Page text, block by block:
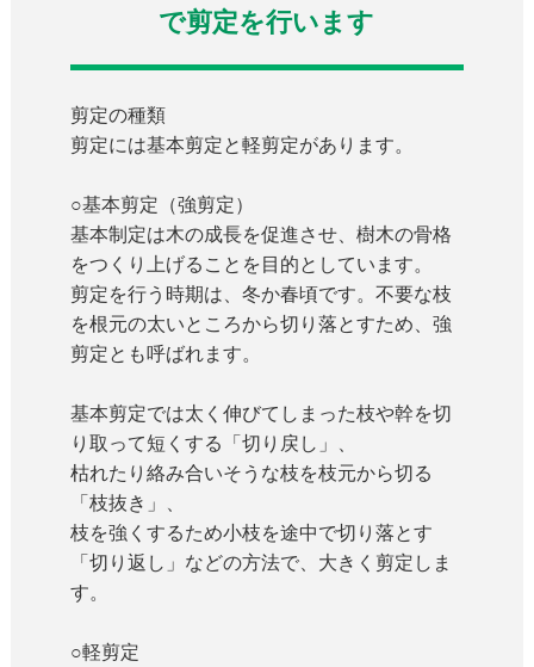
で剪定を行います
剪定の種類
剪定には基本剪定と軽剪定があります。
○基本剪定（強剪定）
基本制定は木の成長を促進させ、樹木の骨格
をつくり上げることを目的としています。
剪定を行う時期は、冬か春頃です。不要な枝
を根元の太いところから切り落とすため、強
剪定とも呼ばれます。
基本剪定では太く伸びてしまった枝や幹を切
り取って短くする「切り戻し」、
枯れたり絡み合いそうな枝を枝元から切る
「枝抜き」、
枝を強くするため小枝を途中で切り落とす
「切り返し」などの方法で、大きく剪定しま
す。
○軽剪定